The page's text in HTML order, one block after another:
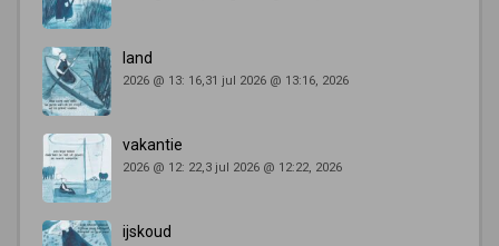
land
2026 @ 13: 16,31 jul 2026 @ 13:16, 2026
vakantie
2026 @ 12: 22,3 jul 2026 @ 12:22, 2026
ijskoud